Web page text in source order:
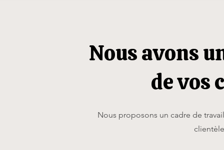
Nous avons
de vos
Nous proposons un cadre de